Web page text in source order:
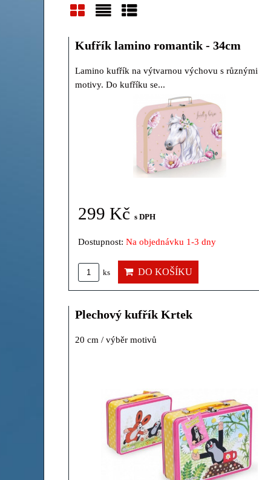
Mřížka
Kufřík lamino romantik - 34cm
Lamino kufřík na výtvarnou výchovu s různými
motivy. Do kufříku se...
299 Kč s DPH
Dostupnost: Na objednávku 1-3 dny
ks DO KOŠÍKU
Plechový kufřík Krtek
20 cm / výběr motivů